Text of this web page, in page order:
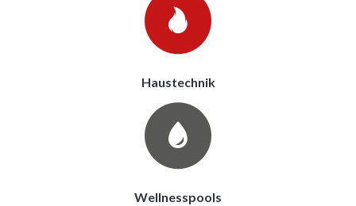
Haustechnik
Wellnesspools